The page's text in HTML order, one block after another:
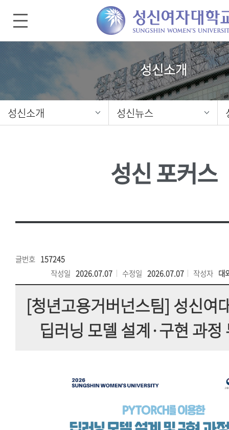
성신소개
성신소개 성신뉴스
성신 포커스
글번호 157245
작성일 2026.07.07 수정일 2026.07.07 작성자 대
[청년고용거버넌스팀] 성신여
딥러닝 모델 설계·구현 과정